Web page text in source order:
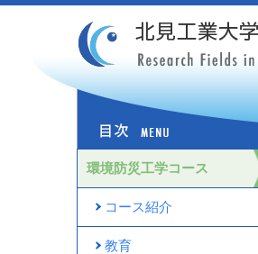
環境防災工学コース
コース紹介
教育